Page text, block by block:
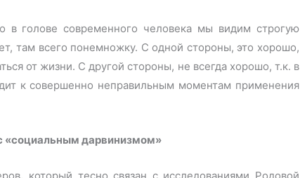
в голове современного человека мы видим строгую
там всего понемножку. С одной стороны, это хорошо,
от жизни. С другой стороны, не всегда хорошо, т.к. в
к совершенно неправильным моментам применения
«социальным дарвинизмом»